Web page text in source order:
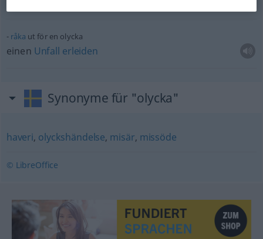
råka ut för en olycka
einen Unfall erleiden
Synonyme für "olycka"
haveri, olyckshändelse, misär, missöde
© LibreOffice